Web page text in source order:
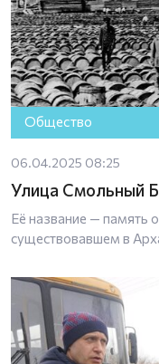
Общество
06.04.2025 08:25
Улица Смольный
Её название — память
существовавшем в